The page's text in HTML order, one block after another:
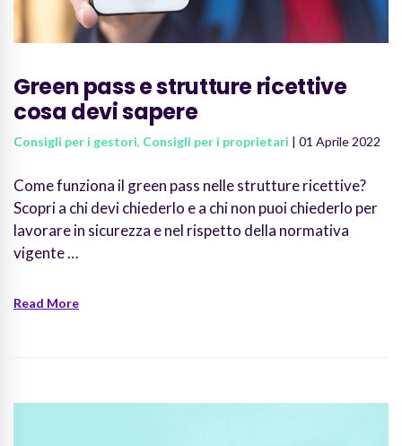
Green pass e strutture ricettive
cosa devi sapere
Consigli per i gestori, Consigli per i proprietari | 01 Aprile 2022
Come funziona il green pass nelle strutture ricettive?
Scopri a chi devi chiederlo e a chi non puoi chiederlo per
lavorare in sicurezza e nel rispetto della normativa
vigente …
Read More